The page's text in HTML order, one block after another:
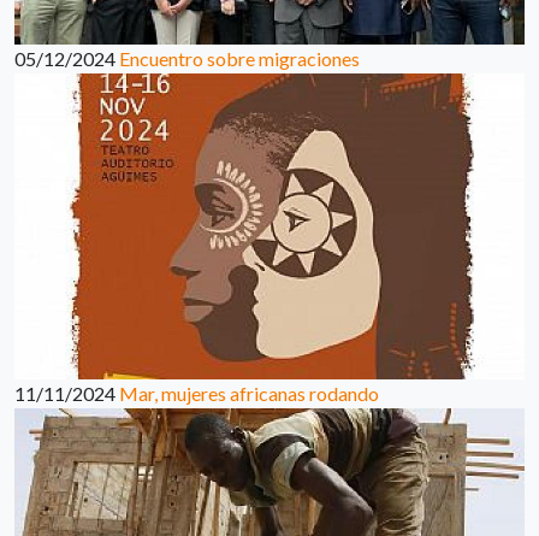
05/12/2024 Encuentro sobre migraciones
11/11/2024 Mar, mujeres africanas rodando